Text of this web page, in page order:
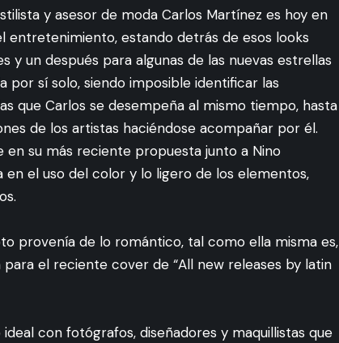
y asesor de moda Carlos Martínez es hoy en
entretenimiento, estando detrás de esos looks
y un después para algunas de las nuevas estrellas
por sí solo, siendo imposible identificar las
que Carlos se desempeña al mismo tiempo, hasta
de los artistas haciéndose acompañar por él.
en su más reciente propuesta junto a Nino
en el uso del color y lo ligero de los elementos,
provenía de lo romántico, tal como ella misma es,
el reciente cover de “All new releases by latin
con fotógrafos, diseñadores y maquillistas que